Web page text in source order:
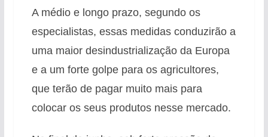
A médio e longo prazo, segundo os
especialistas, essas medidas conduzirão a
uma maior desindustrialização da Europa
e a um forte golpe para os agricultores,
que terão de pagar muito mais para
colocar os seus produtos nesse mercado.